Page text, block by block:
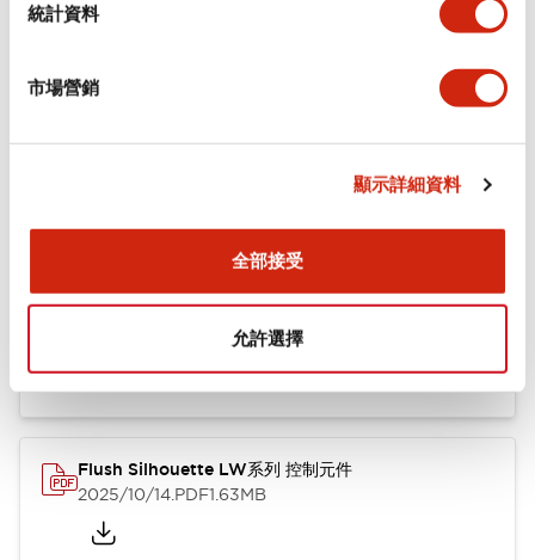
統計資料
市場營銷
顯示詳細資料
全部接受
允許選擇
Flush Silhouette LW系列 控制元件 (英文版)
1.23MB
Flush Silhouette LW系列 控制元件
2025/10/14.PDF1.63MB